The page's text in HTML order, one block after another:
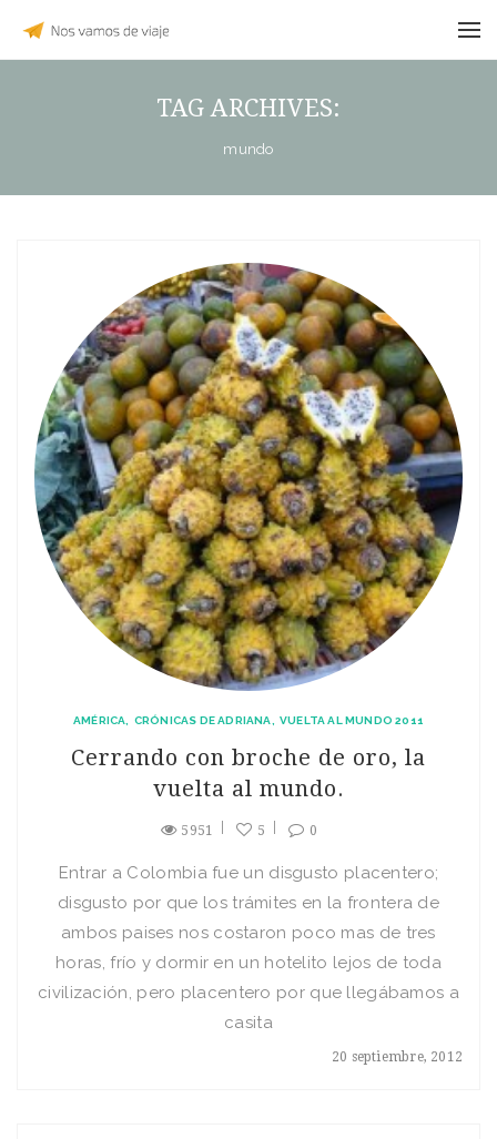
TAG ARCHIVES:
mundo
AMÉRICA CRÓNICAS DE ADRIANA VUELTA AL MUNDO 2011
Cerrando con broche de oro, la
vuelta al mundo.
5951 5 0
20 septiembre, 2012
Entrar a Colombia fue un disgusto placentero;
disgusto por que los trámites en la frontera de
ambos paises nos costaron poco mas de tres
horas, frío y dormir en un hotelito lejos de toda
civilización, pero placentero por que llegábamos a
casita